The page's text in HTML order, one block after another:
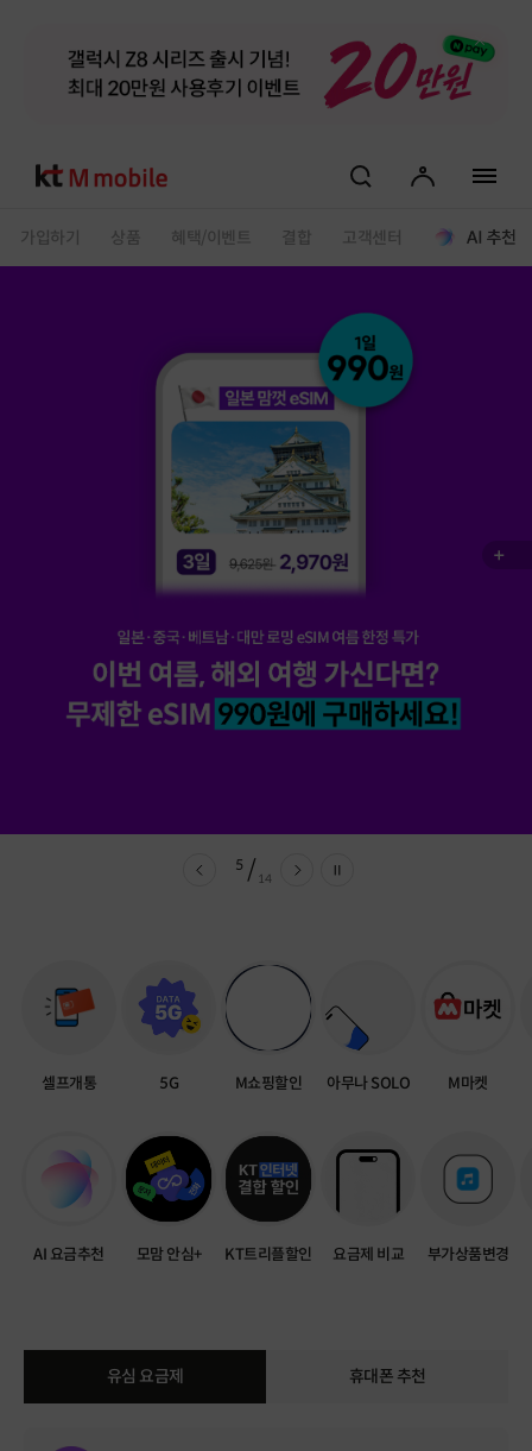
검색
마이페이지
가입하기 상품 혜택/이벤트 결합 고객센터
5 / 14
셀프개통
AI 요금추천
5G
모맘 안심+
M쇼핑할인
KT트리플할인
아무나 SOLO
요금제 비교
M마켓
부가상품변경
유심 요금제 휴대폰 추천